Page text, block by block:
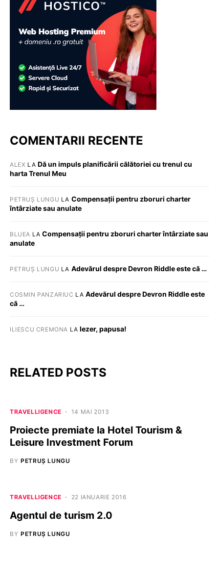
COMENTARII RECENTE
ALEX LA Dă un impuls planificării călătoriei cu trenul cu
harta Trenul Meu
PETRUȘ LUNGU LA Compensații pentru zboruri charter
întârziate sau anulate
BLUEA LACompensații pentru zboruri charter întârziate sau
anulate
PETRUȘ LUNGU LA Adevărul despre Devron Riddle este că …
COSMIN PANZARIUC LA Adevărul despre Devron Riddle este
că …
ILIESCU CREMONA LA Iezer, papusa!
RELATED POSTS
TRAVELLIGENCE 14 MAI 2013
Proiecte premiate la Hotel Tourism &
Leisure Investment Forum
BY PETRUȘ LUNGU
TRAVELLIGENCE 22 IANUARIE 2016
Agentul de turism 2.0
BY PETRUȘ LUNGU